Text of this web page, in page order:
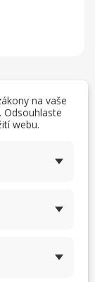
litrů
odměrka a
na vaše
Odsouhlaste
webu.